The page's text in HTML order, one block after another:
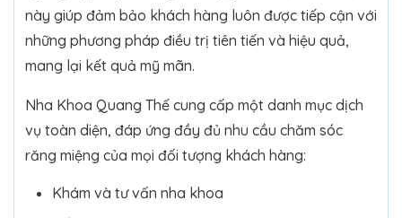
này giúp đảm bảo khách hàng luôn được tiếp cận với
những phương pháp điều trị tiên tiến và hiệu quả,
mang lại kết quả mỹ mãn.
Nha Khoa Quang Thế cung cấp một danh mục dịch
vụ toàn diện, đáp ứng đầy đủ nhu cầu chăm sóc
răng miệng của mọi đối tượng khách hàng:
Khám và tư vấn nha khoa